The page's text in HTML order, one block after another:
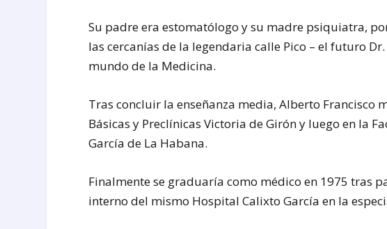
Su padre era estomatólogo y su madre psiquiatra,
las cercanías de la legendaria calle Pico – el futuro
mundo de la Medicina.
Tras concluir la enseñanza media, Alberto Francisco
Básicas y Preclínicas Victoria de Girón y luego en la
García de La Habana.
Finalmente se graduaría como médico en 1975 tras
interno del mismo Hospital Calixto García en la